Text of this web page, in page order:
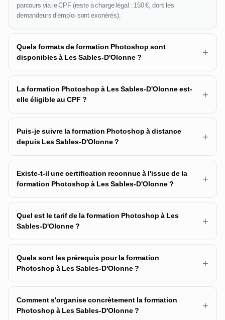
parcours via le CPF (reste à charge légal : 150 €, dont les
demandeurs d'emploi sont exonérés).
Quels formats de formation Photoshop sont
disponibles à Les Sables-D'Olonne ?
+
La formation Photoshop à Les Sables-D'Olonne est-
elle éligible au CPF ?
+
Puis-je suivre la formation Photoshop à distance
depuis Les Sables-D'Olonne ?
+
Existe-t-il une certification reconnue à l'issue de la
formation Photoshop à Les Sables-D'Olonne ?
+
Quel est le tarif de la formation Photoshop à Les
Sables-D'Olonne ?
+
Quels sont les prérequis pour la formation
Photoshop à Les Sables-D'Olonne ?
+
Comment s'organise concrètement la formation
Photoshop à Les Sables-D'Olonne ?
+